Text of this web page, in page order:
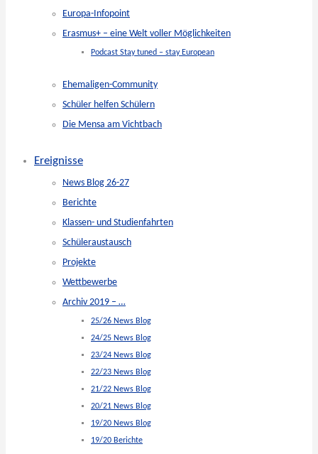
Europa-Infopoint
Erasmus+ – eine Welt voller Möglichkeiten
Podcast Stay tuned – stay European
Ehemaligen-Community
Schüler helfen Schülern
Die Mensa am Vichtbach
Ereignisse
News Blog 26-27
Berichte
Klassen- und Studienfahrten
Schüleraustausch
Projekte
Wettbewerbe
Archiv 2019 – …
25/26 News Blog
24/25 News Blog
23/24 News Blog
22/23 News Blog
21/22 News Blog
20/21 News Blog
19/20 News Blog
19/20 Berichte